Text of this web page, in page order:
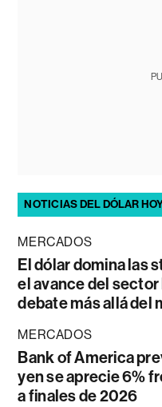
NOTICIAS DEL DÓLAR
MERCADOS
El dólar domina las
el avance del sector
debate más allá del
MERCADOS
Bank of America
yen se aprecie 6%
a finales de 2026